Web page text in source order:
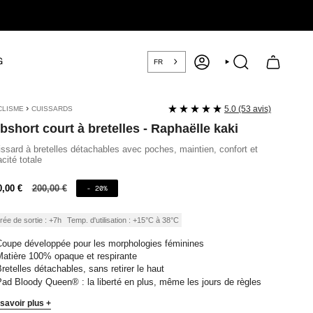
FR COMPTE RECHERCHE
› CUISSARDS
court à bretelles - Raphaëlle kaki
à bretelles détachables avec poches, maintien, confort et
totale
5.0 (53 avis)
€
Prix
200,00 € - 20%
de sortie : +7h Temp. d'utilisation : +15°C à 38°C
développée pour les morphologies féminines
100% opaque et respirante
détachables, sans retirer le haut
Bloody Queen® : la liberté en plus, même les jours de règles
plus +